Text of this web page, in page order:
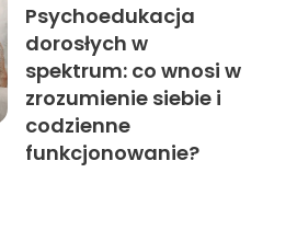
Psychoedukacja
dorosłych w
spektrum: co wnosi w
zrozumienie siebie i
codzienne
funkcjonowanie?